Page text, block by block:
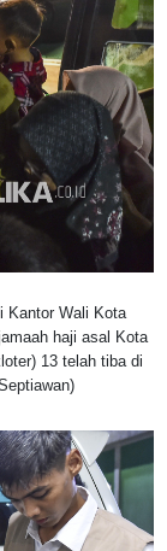
Kantor Wali Kota
haji asal Kota
13 telah tiba di